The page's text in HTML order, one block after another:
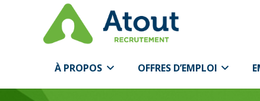
À PROPOS OFFRES D’EMPLOI